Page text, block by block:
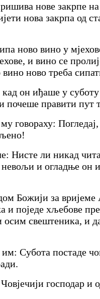
нове закрпе
нова закрпа од
ново вино у
и вино се
ново треба
он иђаше у суботу
почеше правити пут
говораху:
Нисте ли никад
и огладње он
Божији за вријеме
и поједе хљебове
осим свештеника, и
Субота постаде
господар и